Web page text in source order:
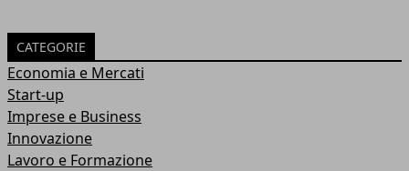
CATEGORIE
Economia e Mercati
Start-up
Imprese e Business
Innovazione
Lavoro e Formazione